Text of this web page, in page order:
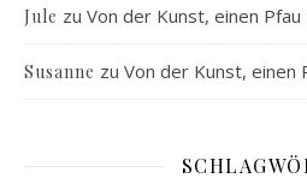
Jule zu Von der Kunst, einen Pfau
Susanne zu Von der Kunst, einen